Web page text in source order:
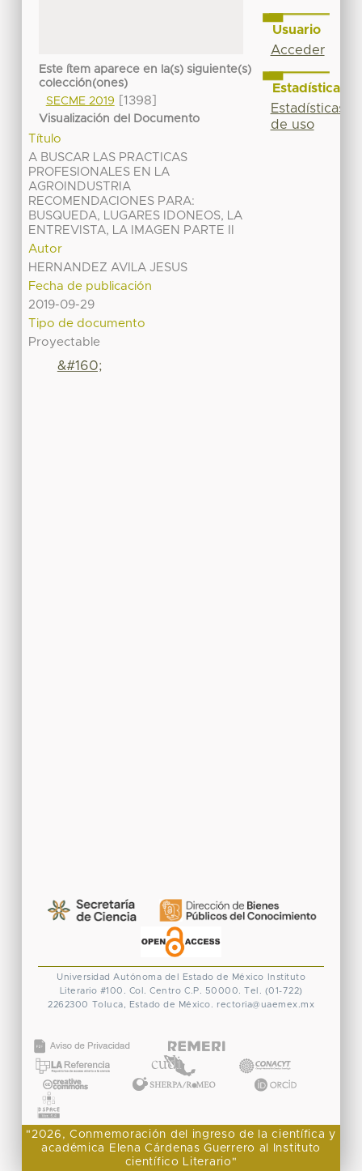
Este ítem aparece en la(s) siguiente(s)
colección(ones)
SECME 2019
[1398]
Visualización del Documento
Título
A BUSCAR LAS PRACTICAS
PROFESIONALES EN LA
AGROINDUSTRIA
RECOMENDACIONES PARA:
BUSQUEDA, LUGARES IDONEOS, LA
ENTREVISTA, LA IMAGEN PARTE II
Autor
HERNANDEZ AVILA JESUS
Fecha de publicación
2019-09-29
Tipo de documento
Proyectable
&#160;
Usuario
Acceder
Estadísticas
Estadísticas
de uso
Universidad Autónoma del Estado de México
Instituto
Literario #100. Col. Centro C.P. 50000. Tel. (01-722)
2262300 Toluca, Estado de México. rectoria@uaemex.mx
"2026, Conmemoración del ingreso de la científica y
académica Elena Cárdenas Guerrero al Instituto
científico Literario"